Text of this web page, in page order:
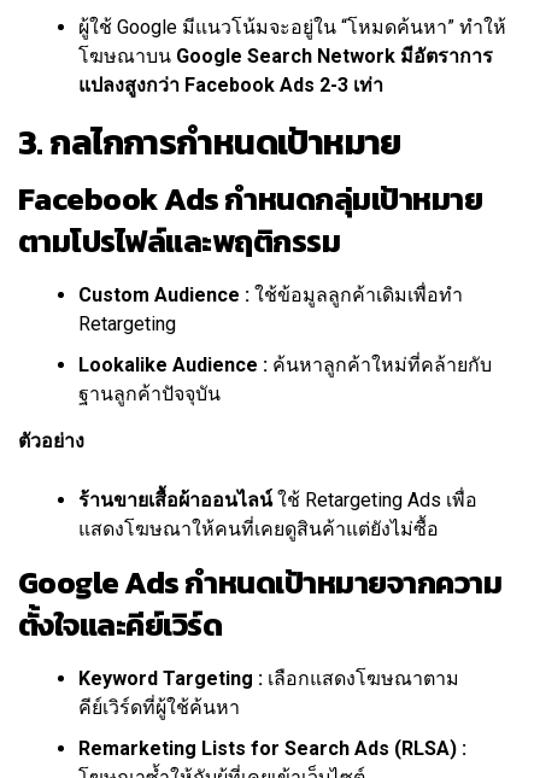
ผู้ใช้ Google มีแนวโน้มจะอยู่ใน “โหมดค้นหา” ทำให้
โฆษณาบน Google Search Network มีอัตราการ
แปลงสูงกว่า Facebook Ads 2-3 เท่า
3. กลไกการกำหนดเป้าหมาย
Facebook Ads กำหนดกลุ่มเป้าหมาย
ตามโปรไฟล์และพฤติกรรม
Custom Audience : ใช้ข้อมูลลูกค้าเดิมเพื่อทำ
Retargeting
Lookalike Audience : ค้นหาลูกค้าใหม่ที่คล้ายกับ
ฐานลูกค้าปัจจุบัน
ตัวอย่าง
ร้านขายเสื้อผ้าออนไลน์ใช้ Retargeting Ads เพื่อ
แสดงโฆษณาให้คนที่เคยดูสินค้าแต่ยังไม่ซื้อ
Google Ads กำหนดเป้าหมายจากความ
ตั้งใจและคีย์เวิร์ด
Keyword Targeting : เลือกแสดงโฆษณาตาม
คีย์เวิร์ดที่ผู้ใช้ค้นหา
Remarketing Lists for Search Ads (RLSA) :